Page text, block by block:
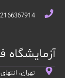
آزمایشگاه
تهران،